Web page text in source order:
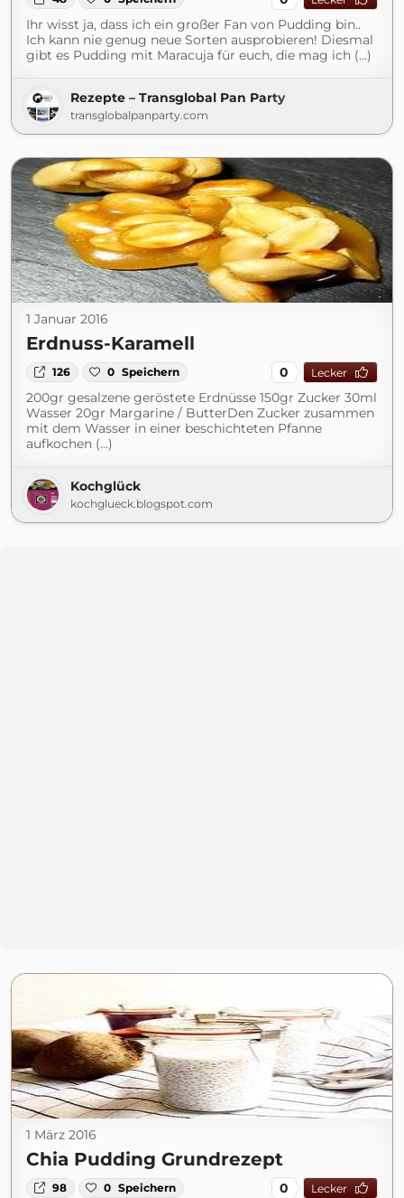
Ihr wisst ja, dass ich ein großer Fan von Pudding bin..
Ich kann nie genug neue Sorten ausprobieren! Diesmal
gibt es Pudding mit Maracuja für euch, die mag ich (...)
Rezepte – Transglobal Pan Party
transglobalpanparty.com
1 Januar 2016
Erdnuss-Karamell
126 0 Speichern 0 Lecker
200gr gesalzene geröstete Erdnüsse 150gr Zucker 30ml
Wasser 20gr Margarine / ButterDen Zucker zusammen
mit dem Wasser in einer beschichteten Pfanne
aufkochen (...)
Kochglück
kochglueck.blogspot.com
1 März 2016
Chia Pudding Grundrezept
98 0 Speichern 0 Lecker